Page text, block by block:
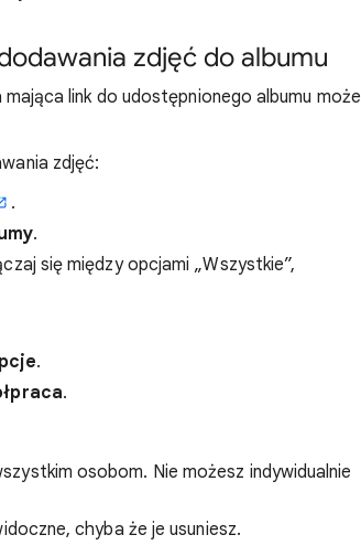
zdjęć do albumu
link do udostępnionego albumu może
zdjęć:
.
.
się między opcjami „Wszystkie”,
.
.
osobom. Nie możesz indywidualnie
chyba że je usuniesz.